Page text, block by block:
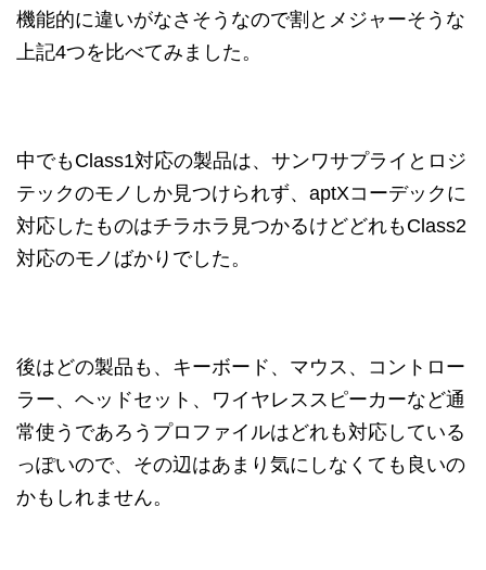
機能的に違いがなさそうなので割とメジャーそうな
上記4つを比べてみました。
中でもClass1対応の製品は、サンワサプライとロジ
テックのモノしか見つけられず、aptXコーデックに
対応したものはチラホラ見つかるけどどれもClass2
対応のモノばかりでした。
後はどの製品も、キーボード、マウス、コントロー
ラー、ヘッドセット、ワイヤレススピーカーなど通
常使うであろうプロファイルはどれも対応している
っぽいので、その辺はあまり気にしなくても良いの
かもしれません。